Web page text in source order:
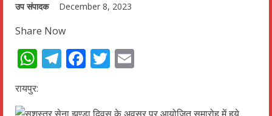
उप संपादक December 8, 2023
Share Now
WhatsApp
Telegram
Facebook
Twitter
रायपुर: